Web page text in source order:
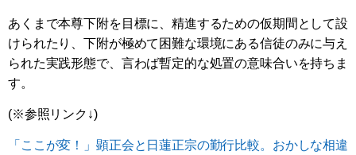
あくまで本尊下附を目標に、精進するための仮期間として設
けられたり、下附が極めて困難な環境にある信徒のみに与え
られた実践形態で、言わば暫定的な処置の意味合いを持ちま
す。
(※参照リンク↓)
「ここが変！」顕正会と日蓮正宗の勤行比較。おかしな相違